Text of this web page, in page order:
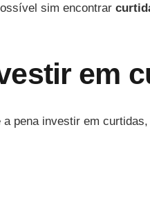
sim encontrar
em
pena investir em